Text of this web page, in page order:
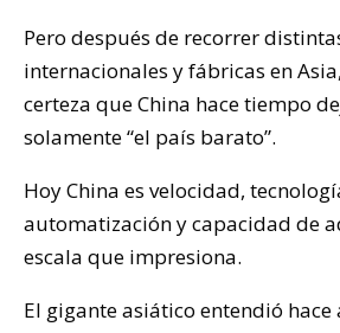
Pero después de recorrer
internacionales y fábricas en
certeza que China hace tiempo
solamente “el país barato”.
Hoy China es velocidad,
automatización y capacidad de
escala que impresiona.
El gigante asiático entendió hace